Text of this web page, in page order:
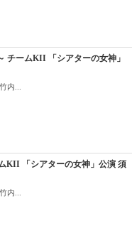
チームKII 「シアターの女神」
内...
KII 「シアターの女神」公演 須
内...